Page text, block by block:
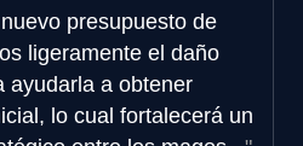
presupuesto de
ligeramente el daño
ayudarla a obtener
lo cual fortalecerá un